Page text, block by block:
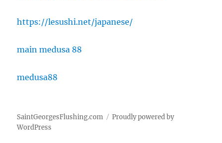
https://lesushi.net/japanese/
main medusa 88
medusa88
SaintGeorgesFlushing.com
Proudly powered by
WordPress